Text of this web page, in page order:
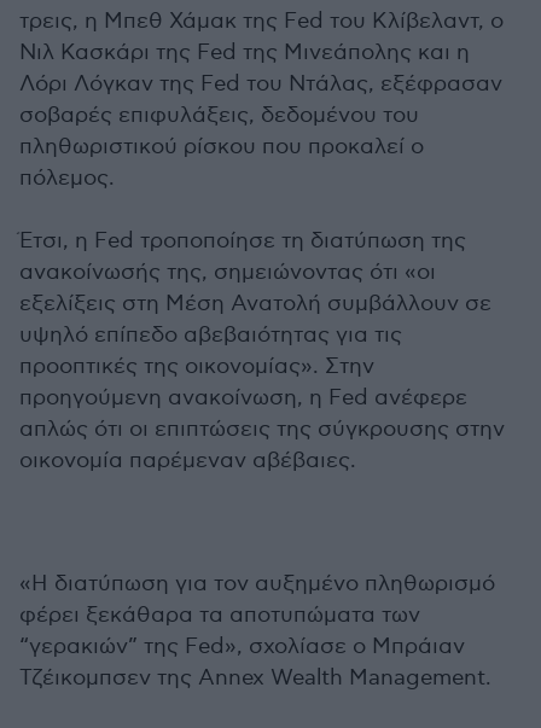
τρεις, η Μπεθ Χάμακ της Fed του Κλίβελαντ, ο
Νιλ Κασκάρι της Fed της Μινεάπολης και η
Λόρι Λόγκαν της Fed του Ντάλας, εξέφρασαν
σοβαρές επιφυλάξεις, δεδομένου του
πληθωριστικού ρίσκου που προκαλεί ο
πόλεμος.
Έτσι, η Fed τροποποίησε τη διατύπωση της
ανακοίνωσής της, σημειώνοντας ότι «οι
εξελίξεις στη Μέση Ανατολή συμβάλλουν σε
υψηλό επίπεδο αβεβαιότητας για τις
προοπτικές της οικονομίας». Στην
προηγούμενη ανακοίνωση, η Fed ανέφερε
απλώς ότι οι επιπτώσεις της σύγκρουσης στην
οικονομία παρέμεναν αβέβαιες.
«Η διατύπωση για τον αυξημένο πληθωρισμό
φέρει ξεκάθαρα τα αποτυπώματα των
“γερακιών” της Fed», σχολίασε ο Μπράιαν
Τζέικομπσεν της Annex Wealth Management.